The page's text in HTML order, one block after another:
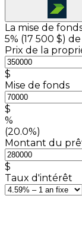
La mise de
5% (17 500 $)
Prix de la
$
Mise de fonds
$
%
(20.0%)
Montant du
$
Taux d'intérêt